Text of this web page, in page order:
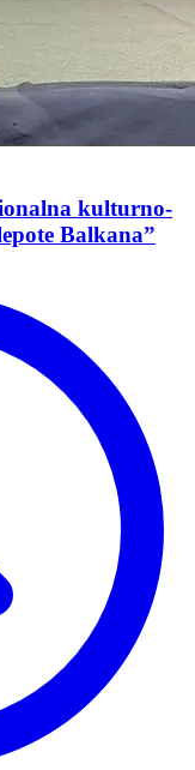
kulturno-
Balkana”